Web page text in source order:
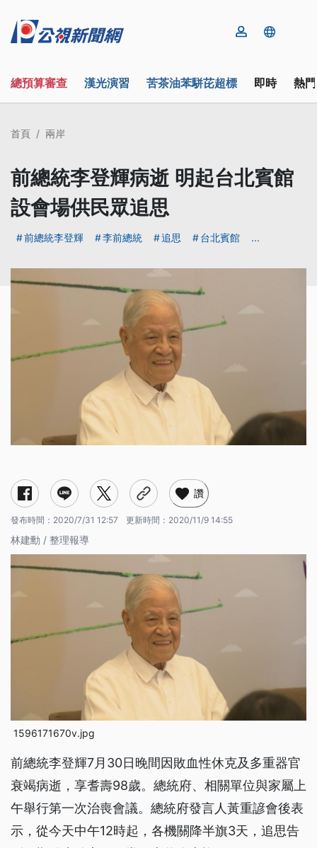
總預算審查 漢光演習 苦茶油苯駢芘超標 即時 熱
首頁 兩岸
前總統李登輝病逝 明起台北賓館
設會場供民眾追思
前總統李登輝 李前總統 追思 台北賓館 ...
讚
發布時間： 2020/7/31 12:57 更新時間： 2020/11/9 14:55
林建勳 / 整理報導
1596171670v.jpg
前總統李登輝7月30日晚間因敗血性休克及多重器官
衰竭病逝，享耆壽98歲。總統府、相關單位與家屬上
午舉行第一次治喪會議。總統府發言人黃重諺會後表
示，從今天中午12時起，各機關降半旗3天，追思告